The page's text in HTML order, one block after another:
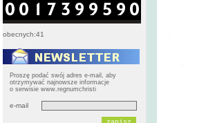
obecnych:41
Proszę podać swój adres e-mail, aby
otrzymywać najnowsze informacje
o serwisie www.regnumchristi
e-mail